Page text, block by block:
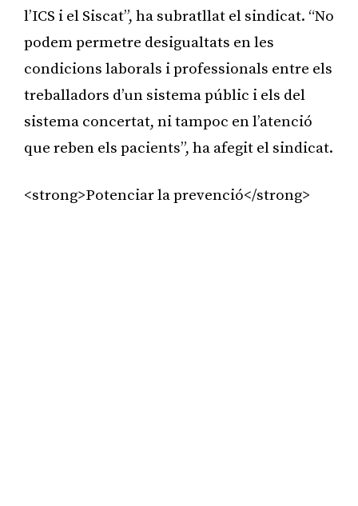
l’ICS i el Siscat”, ha subratllat el sindicat. “No
podem permetre desigualtats en les
condicions laborals i professionals entre els
treballadors d’un sistema públic i els del
sistema concertat, ni tampoc en l’atenció
que reben els pacients”, ha afegit el sindicat.
<strong>Potenciar la prevenció</strong>